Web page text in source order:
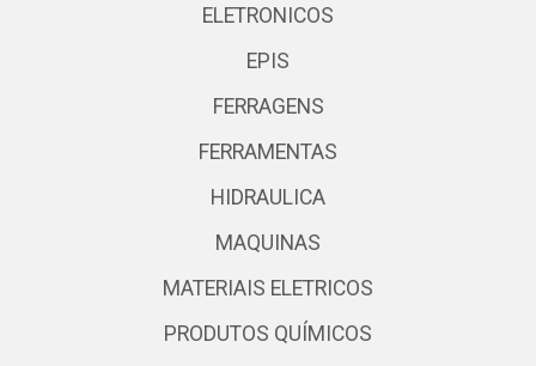
ELETRONICOS
EPIS
FERRAGENS
FERRAMENTAS
HIDRAULICA
MAQUINAS
MATERIAIS ELETRICOS
PRODUTOS QUÍMICOS